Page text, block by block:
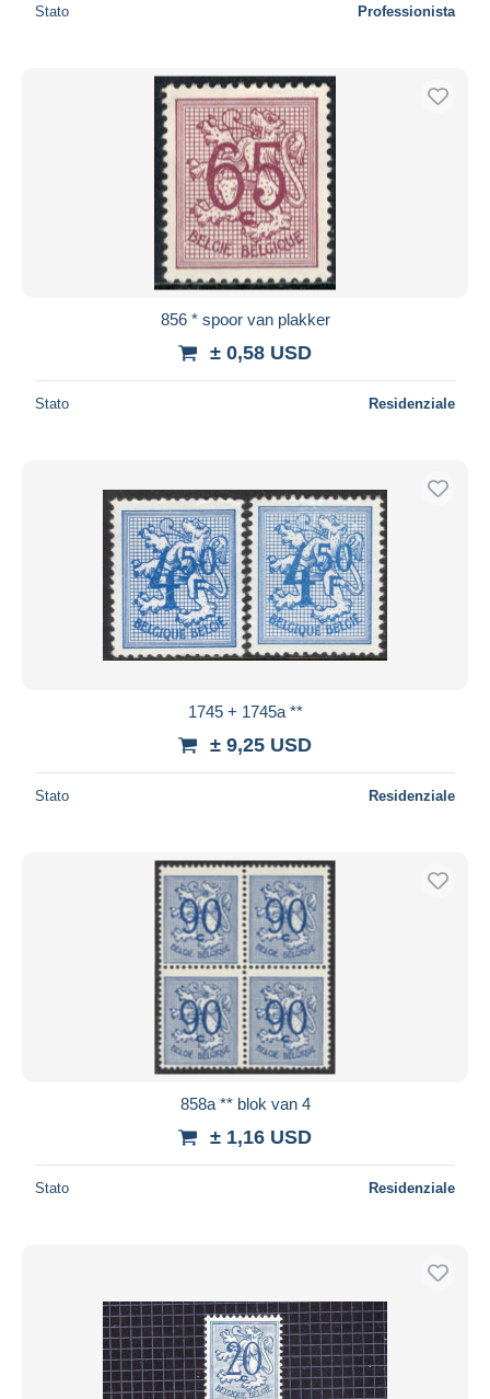
Stato Professionista
856 * spoor van plakker
± 0,58 USD
Stato Residenziale
1745 + 1745a **
± 9,25 USD
Stato Residenziale
858a ** blok van 4
± 1,16 USD
Stato Residenziale